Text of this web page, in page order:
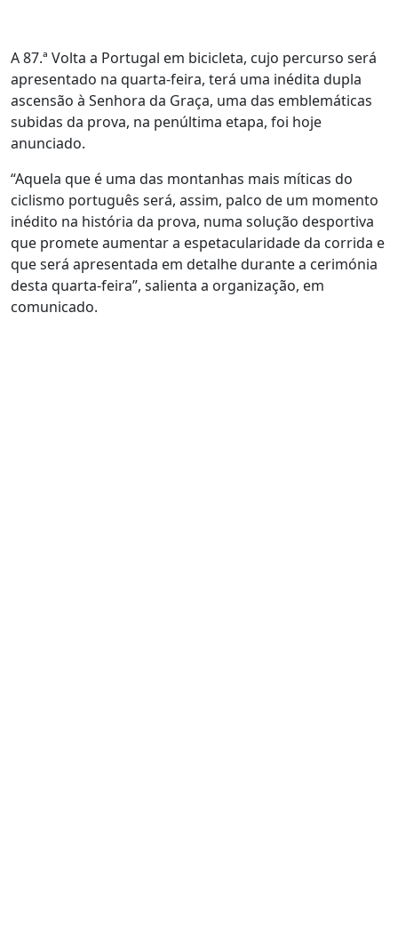
A 87.ª Volta a Portugal em bicicleta, cujo percurso será
apresentado na quarta-feira, terá uma inédita dupla
ascensão à Senhora da Graça, uma das emblemáticas
subidas da prova, na penúltima etapa, foi hoje
anunciado.
“Aquela que é uma das montanhas mais míticas do
ciclismo português será, assim, palco de um momento
inédito na história da prova, numa solução desportiva
que promete aumentar a espetacularidade da corrida e
que será apresentada em detalhe durante a cerimónia
desta quarta-feira”, salienta a organização, em
comunicado.